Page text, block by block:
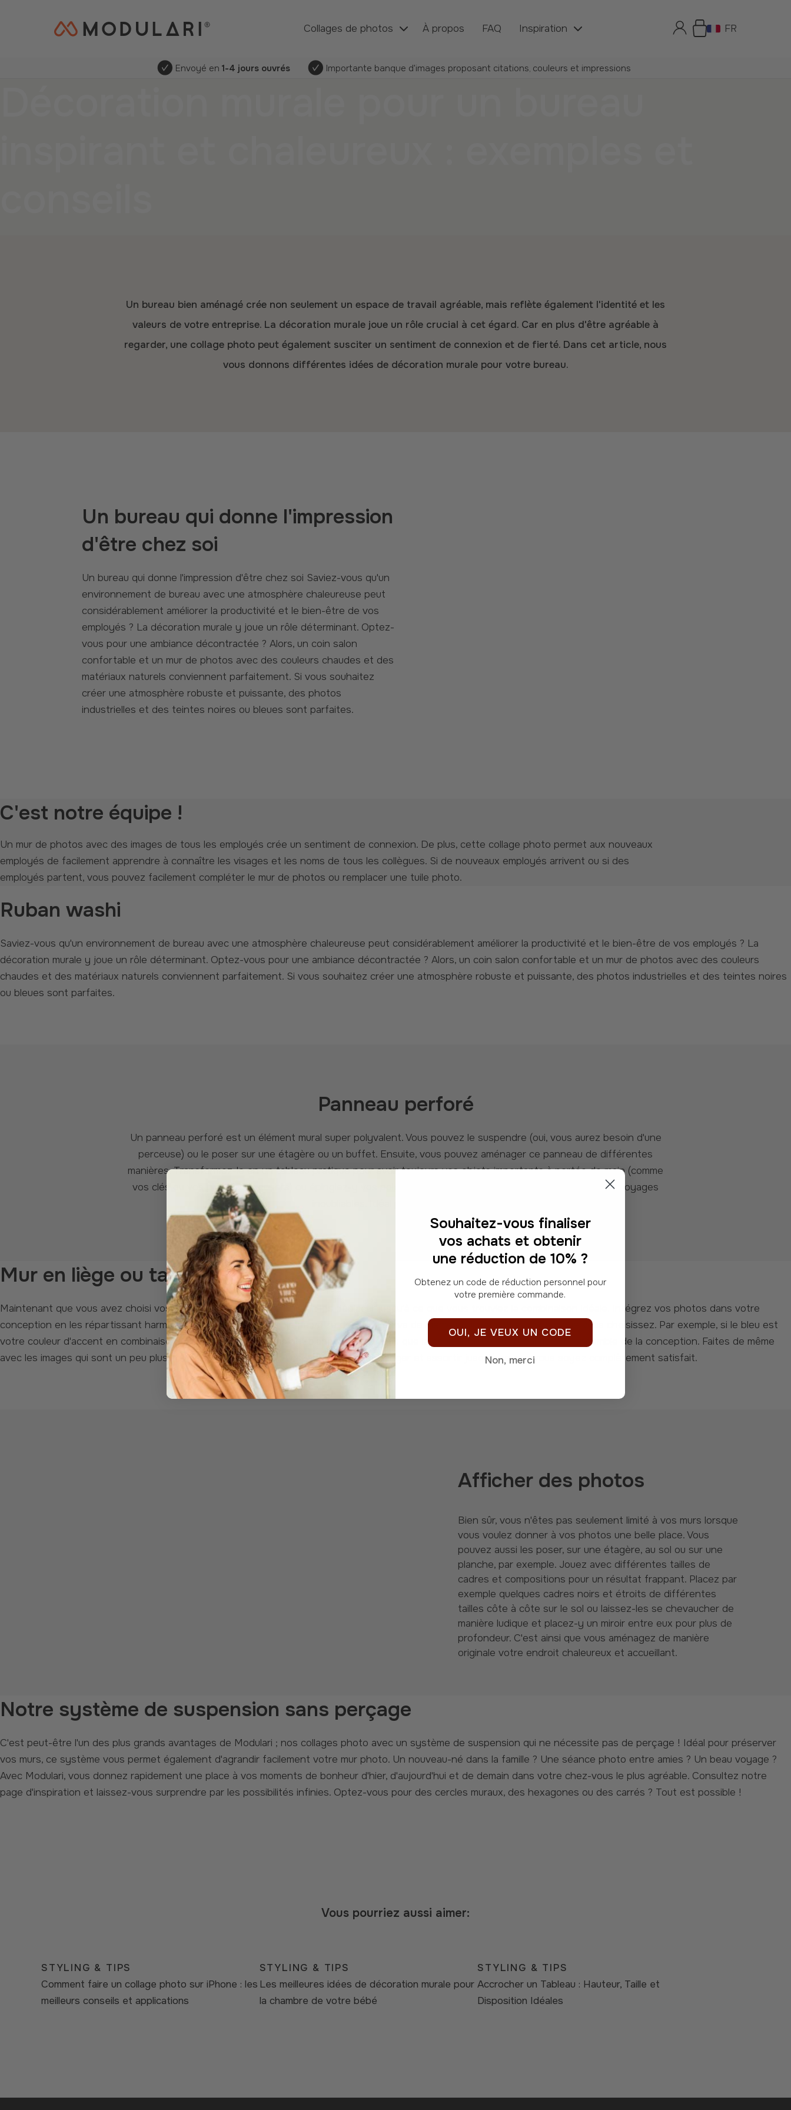
Collages de photos À propos FAQ Inspiration FR
Envoyé en 1-4 jours ouvrés Importante banque d'images proposant citations, couleurs et impressions
Un bureau bien aménagé crée non seulement un espace de travail agréable, mais reflète également l'identité et les
valeurs de votre entreprise. La décoration murale joue un rôle crucial à cet égard. Car en plus d'être agréable à
regarder, une collage photo peut également susciter un sentiment de connexion et de fierté. Dans cet article, nous
vous donnons différentes idées de décoration murale pour votre bureau.
Un bureau qui donne l'impression
d'être chez soi
Un bureau qui donne l'impression d'être chez soi Saviez-vous qu'un
environnement de bureau avec une atmosphère chaleureuse peut
considérablement améliorer la productivité et le bien-être de vos
employés ? La décoration murale y joue un rôle déterminant. Optez-
vous pour une ambiance décontractée ? Alors, un coin salon
confortable et un mur de photos avec des couleurs chaudes et des
matériaux naturels conviennent parfaitement. Si vous souhaitez
créer une atmosphère robuste et puissante, des photos
industrielles et des teintes noires ou bleues sont parfaites.
C'est notre équipe !
Un mur de photos avec des images de tous les employés crée un sentiment de connexion. De plus, cette collage photo permet aux nouveaux
employés de facilement apprendre à connaître les visages et les noms de tous les collègues. Si de nouveaux employés arrivent ou si des
employés partent, vous pouvez facilement compléter le mur de photos ou remplacer une tuile photo.
Ruban washi
Saviez-vous qu'un environnement de bureau avec une atmosphère chaleureuse peut considérablement améliorer la productivité et le bien-être de vos employés ? La
décoration murale y joue un rôle déterminant. Optez-vous pour une ambiance décontractée ? Alors, un coin salon confortable et un mur de photos avec des couleurs
chaudes et des matériaux naturels conviennent parfaitement. Si vous souhaitez créer une atmosphère robuste et puissante, des photos industrielles et des teintes noires
ou bleues sont parfaites.
Panneau perforé
Un panneau perforé est un élément mural super polyvalent. Vous pouvez le suspendre (oui, vous aurez besoin d'une
perceuse) ou le poser sur une étagère ou un buffet. Ensuite, vous pouvez aménager ce panneau de différentes
manières. Transformez-le en un tableau pratique pour avoir toujours vos objets importants à portée de main (comme
vos clés ou vos plus beaux colliers) ou épinglez-y vos polaroids préférés ou les billets d'avion de tous ces voyages
Mur en liège ou tableau d'affichage
Maintenant que vous avez choisi vos images préférées, vous pouvez les déplacer jusqu'à ce que vous trouviez la combinaison idéale. Intégrez vos photos dans votre
conception en les répartissant harmonieusement sur l'ensemble de votre design. Il en va de même pour les autres images que vous choisissez. Par exemple, si le bleu est
votre couleur d'accent en combinaison avec des photos en noir et blanc, assurez-vous que la couleur bleue est répartie sur l'ensemble de la conception. Faites de même
avec les images qui sont un peu plus claires ou plus sombres. Ainsi, vous pouvez mélanger et assortir jusqu'à ce que vous soyez complètement satisfait.
Afficher des photos
Bien sûr, vous n'êtes pas seulement limité à vos murs lorsque
vous voulez donner à vos photos une belle place. Vous
pouvez aussi les poser, sur une étagère, au sol ou sur une
planche, par exemple. Jouez avec différentes tailles de
cadres et compositions pour un résultat frappant. Placez par
exemple quelques cadres noirs et étroits de différentes
tailles côte à côte sur le sol ou laissez-les se chevaucher de
manière ludique et placez-y un miroir entre eux pour plus de
profondeur. C'est ainsi que vous aménagez de manière
originale votre endroit chaleureux et accueillant.
Notre système de suspension sans perçage
C'est peut-être l'un des plus grands avantages de Modulari ; nos collages photo avec un système de suspension qui ne nécessite pas de perçage ! Idéal pour préserver
vos murs, ce système vous permet également d'agrandir facilement votre mur photo. Un nouveau-né dans la famille ? Une séance photo entre amies ? Un beau voyage ?
Avec Modulari, vous donnez rapidement une place à vos moments de bonheur d'hier, d'aujourd'hui et de demain dans votre chez-vous le plus agréable. Consultez notre
page d'inspiration et laissez-vous surprendre par les possibilités infinies. Optez-vous pour des cercles muraux, des hexagones ou des carrés ? Tout est possible !
Vous pourriez aussi aimer:
STYLING & TIPS
Comment faire un collage photo sur iPhone : les
meilleurs conseils et applications
STYLING & TIPS
Les meilleures idées de décoration murale pour
la chambre de votre bébé
STYLING & TIPS
Accrocher un Tableau : Hauteur, Taille et
Disposition Idéales
Souhaitez-vous finaliser
vos achats et obtenir
une réduction de 10% ?
Obtenez un code de réduction personnel pour
votre première commande.
OUI, JE VEUX UN CODE
Non, merci